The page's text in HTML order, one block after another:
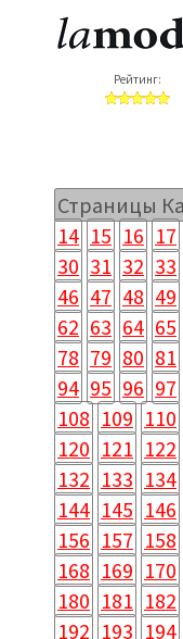
Рейтинг:
Страницы
14 15 16 17
30 31 32 33
46 47 48 49
62 63 64 65
78 79 80 81
94 95 96 97
108 109 110
120 121 122
132 133 134
144 145 146
156 157 158
168 169 170
180 181 182
192 193 194